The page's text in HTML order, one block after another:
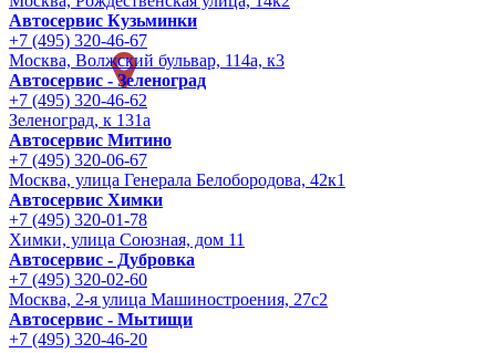
Автосервис Кузьминки
+7 (495) 320-46-67
Москва, Волжский бульвар, 114а, к3
Автосервис - Зеленоград
+7 (495) 320-46-62
Зеленоград, к 131а
Автосервис Митино
+7 (495) 320-06-67
Москва, улица Генерала Белобородова, 42к1
Автосервис Химки
+7 (495) 320-01-78
Химки, улица Союзная, дом 11
Автосервис - Дубровка
+7 (495) 320-02-60
Москва, 2-я улица Машиностроения, 27с2
Автосервис - Мытищи
+7 (495) 320-46-20